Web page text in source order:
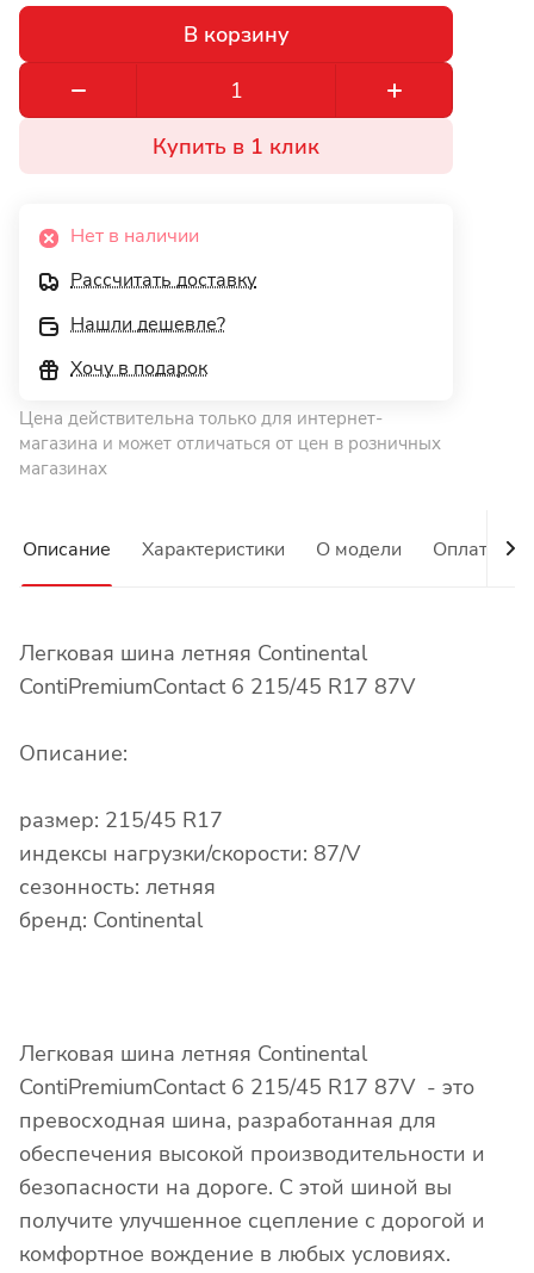
В корзину
Купить в 1 клик
Нет в наличии
Рассчитать доставку
Нашли дешевле?
Хочу в подарок
Цена действительна только для интернет-
магазина и может отличаться от цен в розничных
магазинах
Описание Характеристики О модели Оплата
Легковая шина летняя Continental
ContiPremiumContact 6 215/45 R17 87V
Описание:
размер: 215/45 R17
индексы нагрузки/скорости: 87/V
сезонность: летняя
бренд: Continental
Легковая шина летняя Continental
ContiPremiumContact 6 215/45 R17 87V - это
превосходная шина, разработанная для
обеспечения высокой производительности и
безопасности на дороге. С этой шиной вы
получите улучшенное сцепление с дорогой и
комфортное вождение в любых условиях.